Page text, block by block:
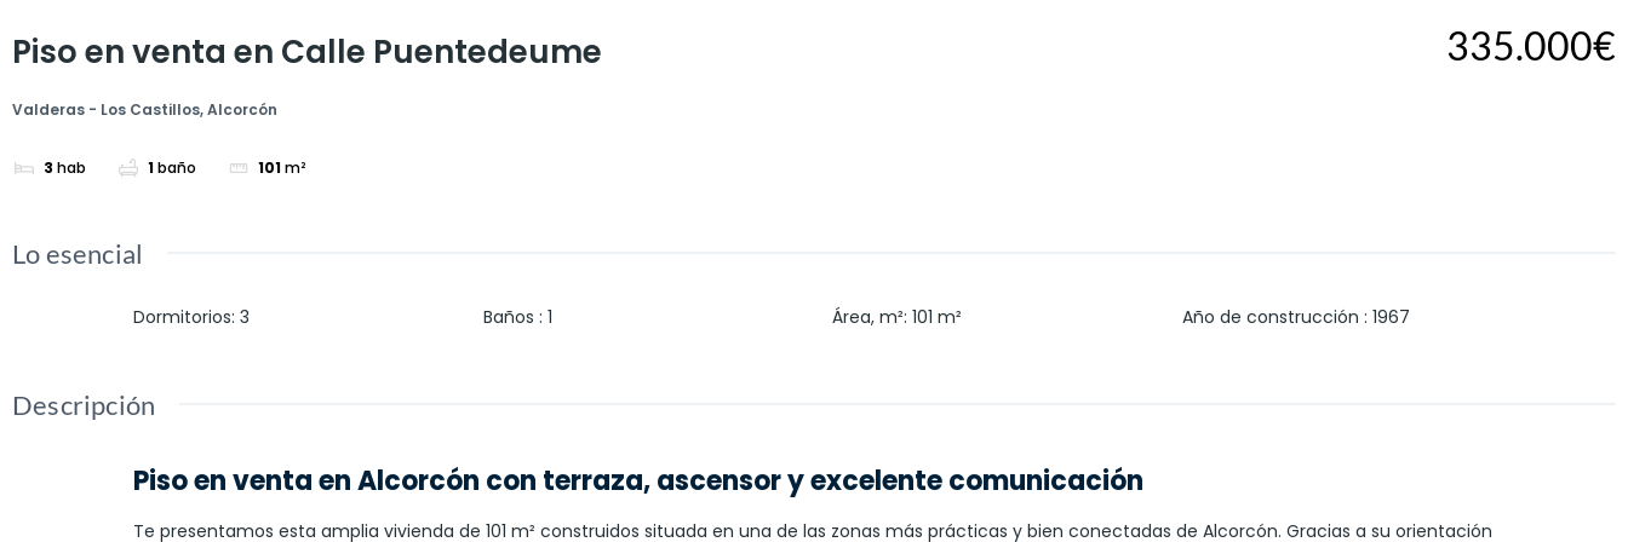
Piso en venta en Calle Puentedeume
Valderas - Los Castillos, Alcorcón
3 hab 1baño 101m²
335.000€
Lo esencial
Dormitorios: 3 Baños : 1 Área, m²: 101 m² Año de construcción : 1967
Descripción
Piso en venta en Alcorcón con terraza, ascensor y excelente comunicación
Te presentamos esta amplia vivienda de 101 m² construidos situada en una de las zonas más prácticas y bien conectadas de Alcorcón. Gracias a su orientación